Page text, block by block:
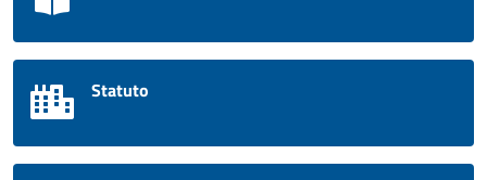
Statuto